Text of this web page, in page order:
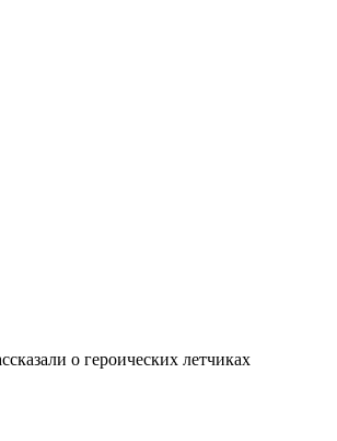
о героических летчиках